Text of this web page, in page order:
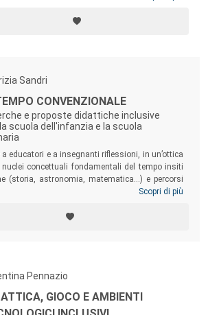
attività sportive e motorio-espressive per la
e dei processi di umanizzazione della
Sandri
CONVENZIONALE
e proposte didattiche inclusive
scuola dell'infanzia e la scuola
a educatori e a insegnanti riflessioni, in un’ottica
concettuali fondamentali del tempo insiti
(storia, astronomia, matematica…) e percorsi
condotte in particolare nell’ambito della
di una “coscienza del tempo” nel bambino, a
ricca di esperienze organizzate in narrazioni
Scopri di più
Pennazio
GIOCO E AMBIENTI